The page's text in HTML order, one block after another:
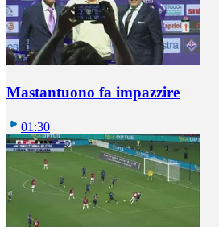
Mastantuono fa impazzire
01:30